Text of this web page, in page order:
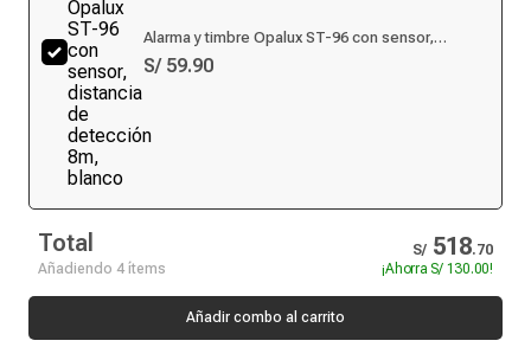
Alarma y timbre Opalux ST-96 con sensor,
distancia de detección 8m, blanco
S/ 59.90
Total S/ 518.70
Añadiendo 4 ítems
¡AhorraS/ 130.00!
Añadir combo al carrito